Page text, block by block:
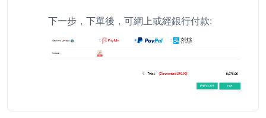
下一步，下單後，可網上或經銀行付款: